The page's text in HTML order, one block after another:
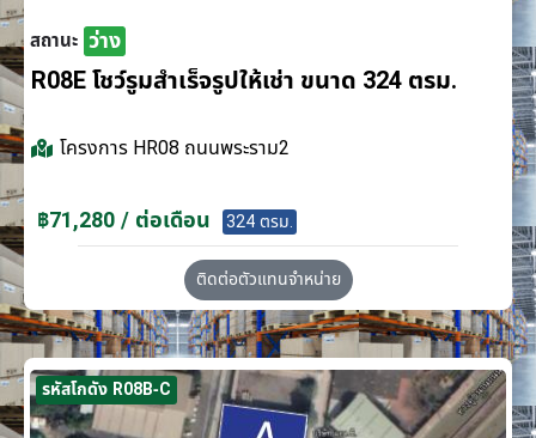
สถานะ ว่าง
R08E โชว์รูมสำเร็จรูปให้เช่า ขนาด 324 ตรม.
โครงการ HR08 ถนนพระราม2
฿71,280 / ต่อเดือน 324 ตรม.
ติดต่อตัวแทนจำหน่าย
รหัสโกดัง R08B-C